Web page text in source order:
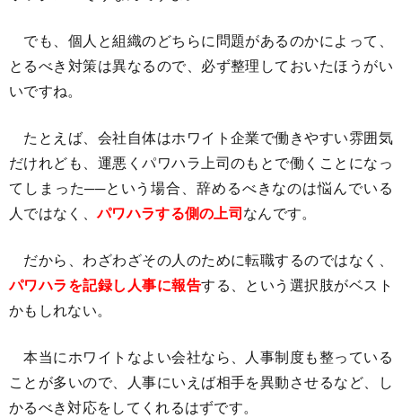
でも、個人と組織のどちらに問題があるのかによって、
とるべき対策は異なるので、必ず整理しておいたほうがい
いですね。
たとえば、会社自体はホワイト企業で働きやすい雰囲気
だけれども、運悪くパワハラ上司のもとで働くことになっ
てしまった──という場合、辞めるべきなのは悩んでいる
人ではなく、パワハラする側の上司なんです。
だから、わざわざその人のために転職するのではなく、
パワハラを記録し人事に報告する、という選択肢がベスト
かもしれない。
本当にホワイトなよい会社なら、人事制度も整っている
ことが多いので、人事にいえば相手を異動させるなど、し
かるべき対応をしてくれるはずです。